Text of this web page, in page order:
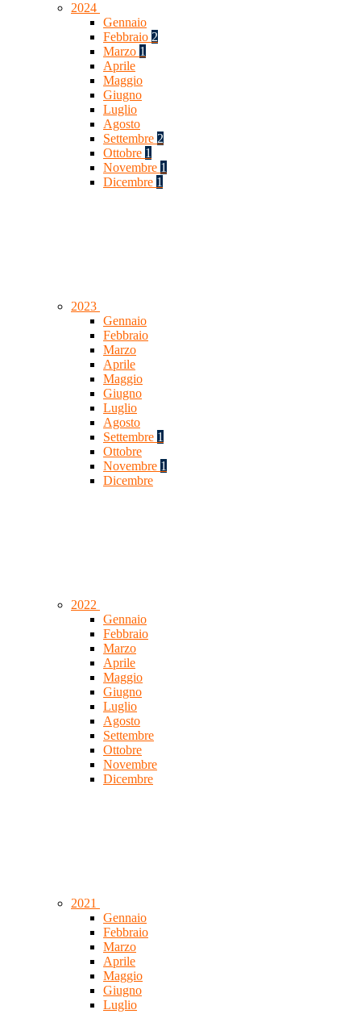
2024
Gennaio
Febbraio 2
Marzo 1
Aprile
Maggio
Giugno
Luglio
Agosto
Settembre 2
Ottobre 1
Novembre 1
Dicembre 1
2023
Gennaio
Febbraio
Marzo
Aprile
Maggio
Giugno
Luglio
Agosto
Settembre 1
Ottobre
Novembre 1
Dicembre
2022
Gennaio
Febbraio
Marzo
Aprile
Maggio
Giugno
Luglio
Agosto
Settembre
Ottobre
Novembre
Dicembre
2021
Gennaio
Febbraio
Marzo
Aprile
Maggio
Giugno
Luglio